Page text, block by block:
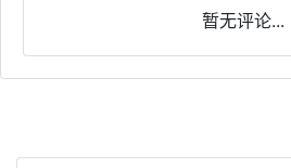
暂无评论...